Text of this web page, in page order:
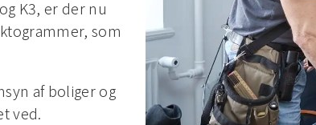
K3, er der nu
som
af boliger og
ved.